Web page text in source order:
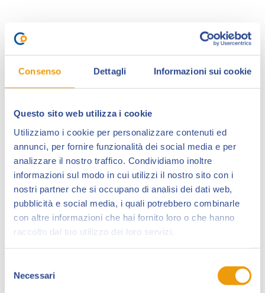
Consenso Dettagli Informazioni sui cookie
Questo sito web utilizza i cookie
Utilizziamo i cookie per personalizzare contenuti ed
annunci, per fornire funzionalità dei social media e per
analizzare il nostro traffico. Condividiamo inoltre
informazioni sul modo in cui utilizzi il nostro sito con i
nostri partner che si occupano di analisi dei dati web,
pubblicità e social media, i quali potrebbero combinarle
con altre informazioni che hai fornito loro o che hanno
raccolto dal tuo utilizzo dei loro servizi.
delNecessari
L’Associazione La Nona Arte
nasce nel 2013 con
quali il fumetto prende vita. Cartoncino, matita, china,
colori e l’immancabile, beninteso metaforico, “sudore
dell’artista”.
L’associazione vuole approfondiretecniche
(realizzazione, restaurazione, conservazione,
esposizione), analizzare gli andamenti di unmercato
molto vivo ma ancora giovane (seguendo per i propri
studi e curiosando su tecniche, strumenti ed